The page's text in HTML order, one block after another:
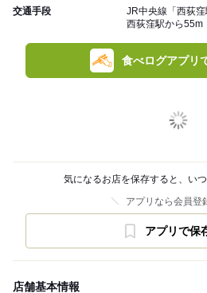
交通手段
JR中央線「西荻
西荻窪駅から55m
食べログアプリ
気になるお店を保存すると、い
アプリなら会員登
アプリで保
店舗基本情報